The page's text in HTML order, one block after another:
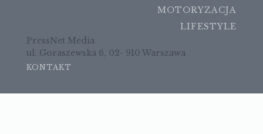
MOTORYZACJA
LIFESTYLE
PressNet Media
ul. Goraszewska 6, 02- 910 Warszawa
KONTAKT